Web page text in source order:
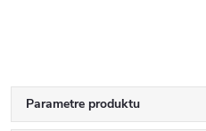
Parametre produktu